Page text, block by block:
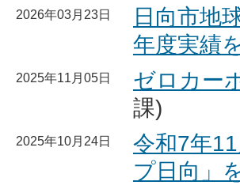
2026年03月23日
日向市地
年度実績
2025年11月05日
ゼロカー
課)
2025年10月24日
令和7年
プ日向」